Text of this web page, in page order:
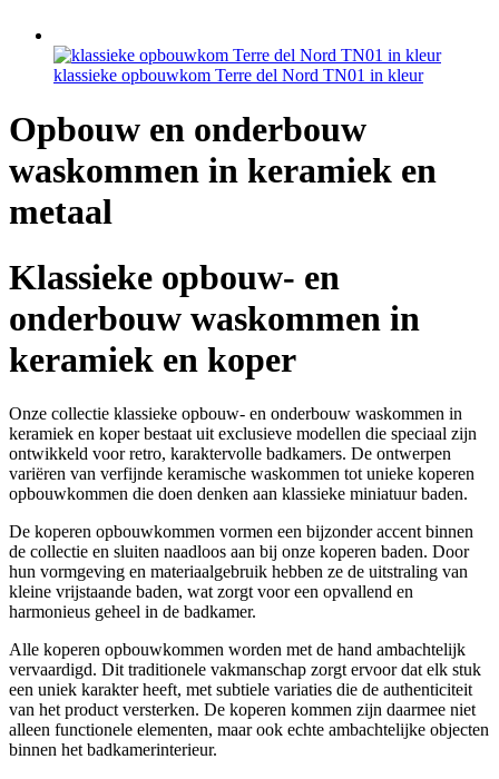
klassieke opbouwkom Terre del Nord TN01 in kleur
Opbouw en onderbouw
waskommen in keramiek en
metaal
Klassieke opbouw- en
onderbouw waskommen in
keramiek en koper
Onze collectie klassieke opbouw- en onderbouw waskommen in
keramiek en koper bestaat uit exclusieve modellen die speciaal zijn
ontwikkeld voor retro, karaktervolle badkamers. De ontwerpen
variëren van verfijnde keramische waskommen tot unieke koperen
opbouwkommen die doen denken aan klassieke miniatuur baden.
De koperen opbouwkommen vormen een bijzonder accent binnen
de collectie en sluiten naadloos aan bij onze koperen baden. Door
hun vormgeving en materiaalgebruik hebben ze de uitstraling van
kleine vrijstaande baden, wat zorgt voor een opvallend en
harmonieus geheel in de badkamer.
Alle koperen opbouwkommen worden met de hand ambachtelijk
vervaardigd. Dit traditionele vakmanschap zorgt ervoor dat elk stuk
een uniek karakter heeft, met subtiele variaties die de authenticiteit
van het product versterken. De koperen kommen zijn daarmee niet
alleen functionele elementen, maar ook echte ambachtelijke objecten
binnen het badkamerinterieur.